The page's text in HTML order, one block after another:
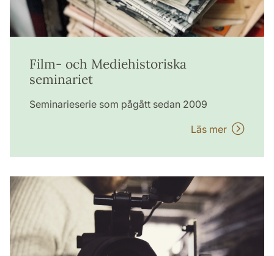
Film- och Mediehistoriska
seminariet
Seminarieserie som pågått sedan 2009
Läs mer